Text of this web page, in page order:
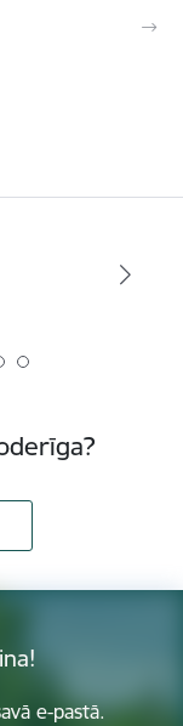
e-pastā.